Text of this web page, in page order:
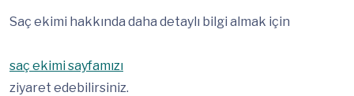
Saç ekimi hakkında daha detaylı bilgi almak için
saç ekimi sayfamızı
ziyaret edebilirsiniz.